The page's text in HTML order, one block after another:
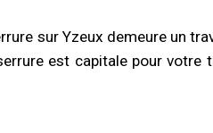
sur Yzeux demeure un
est capitale pour votre